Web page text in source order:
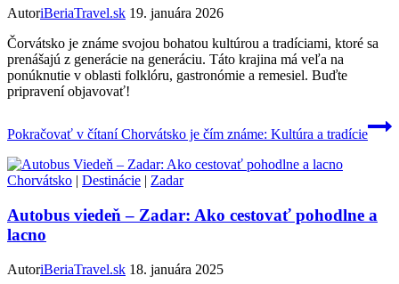
AutoriBeriaTravel.sk 19. januára 2026
Čorvátsko je známe svojou bohatou kultúrou a tradíciami, ktoré sa
prenášajú z generácie na generáciu. Táto krajina má veľa na
ponúknutie v oblasti folklóru, gastronómie a remesiel. Buďte
pripravení objavovať!
Pokračovať v čítaníChorvátsko je čím známe: Kultúra a tradície
Chorvátsko | Destinácie | Zadar
Autobus viedeň – Zadar: Ako cestovať pohodlne a
lacno
AutoriBeriaTravel.sk 18. januára 2025